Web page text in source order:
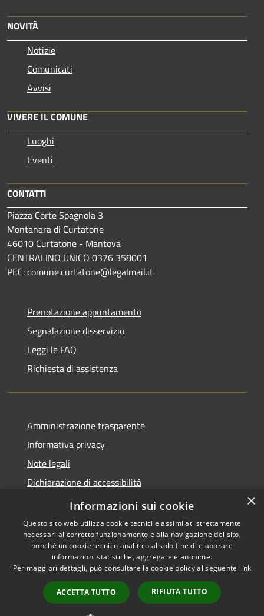
NOVITÀ
Notizie
Comunicati
Avvisi
VIVERE IL COMUNE
Luoghi
Eventi
CONTATTI
Piazza Corte Spagnola 3
Montanara di Curtatone
46010 Curtatone - Mantova
CENTRALINO UNICO 0376 358001
PEC:comune.curtatone@legalmail.it
Prenotazione appuntamento
Segnalazione disservizio
Leggi le FAQ
Richiesta di assistenza
Amministrazione trasparente
Informativa privacy
Note legali
Dichiarazione di accessibilità
Meccanismo di Feedback
Accessibilità
Copyright © 2026 • Comune di
Curtatone • Powered by
Municipium•
Accesso
redazione
×
Informazioni sui cookie
Questo sito web utilizza cookie tecnici e assimilati strettamente
necessari al corretto funzionamento e alla navigazione del sito,
nonché un cookie tecnico analitico al solo fine di elaborare
informazioni statistiche, aggregate e anonime.
Per maggiori dettagli, può consultare la cookie policy al seguente link
ACCETTA TUTTO RIFIUTA TUTTO